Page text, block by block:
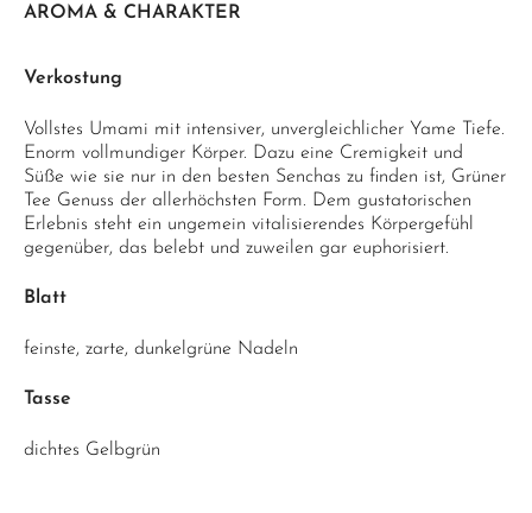
AROMA & CHARAKTER
Verkostung
Vollstes Umami mit intensiver, unvergleichlicher Yame Tiefe.
Enorm vollmundiger Körper. Dazu eine Cremigkeit und
Süße wie sie nur in den besten Senchas zu finden ist, Grüner
Tee Genuss der allerhöchsten Form. Dem gustatorischen
Erlebnis steht ein ungemein vitalisierendes Körpergefühl
gegenüber, das belebt und zuweilen gar euphorisiert.
Blatt
feinste, zarte, dunkelgrüne Nadeln
Tasse
dichtes Gelbgrün